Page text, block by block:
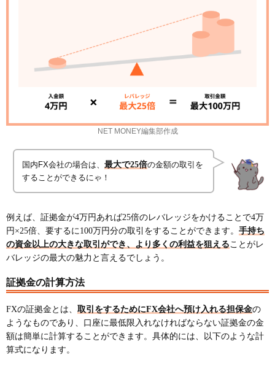
NET MONEY編集部作成
国内FX会社の場合は、 最大で25倍の金額の取引を
することができるにゃ！
例えば、証拠金が4万円あれば25倍のレバレッジをかけることで4万
円×25倍、要するに100万円分の取引をすることができます。 手持ち
の資金以上の大きな取引ができ、より多くの利益を狙える ことがレ
バレッジの最大の魅力と言えるでしょう。
証拠金の計算方法
FXの証拠金とは、 取引をするためにFX会社へ預け入れる担保金の
ようなものであり、口座に最低限入れなければならない証拠金の金
額は簡単に計算することができます。具体的には、以下のような計
算式になります。